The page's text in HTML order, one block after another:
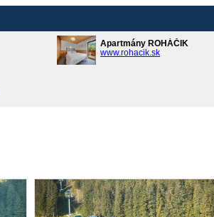
Apartmány ROHÁČIK
www.rohacik.sk